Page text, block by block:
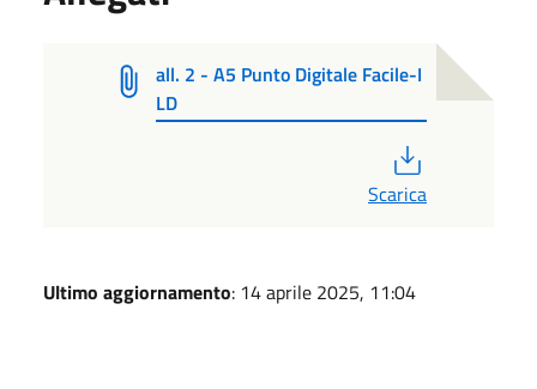
all. 2 - A5 Punto Digitale Facile-I
LD
Scarica
Ultimo aggiornamento: 14 aprile 2025, 11:04